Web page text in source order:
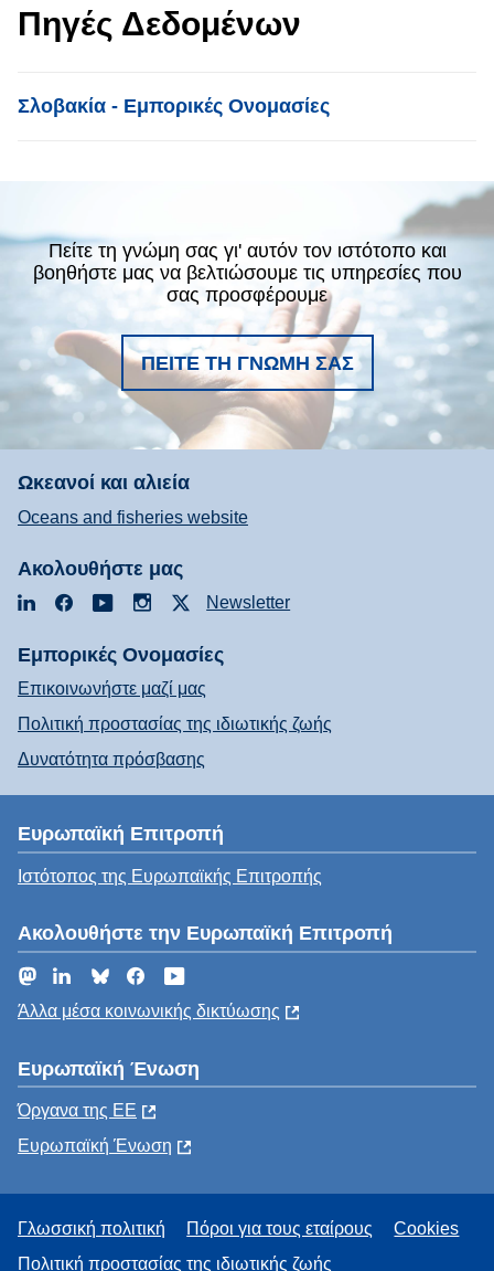
Πηγές Δεδομένων
List item
Σλοβακία - Εμπορικές Ονομασίες
Πείτε τη γνώμη σας γι' αυτόν τον ιστότοπο και
βοηθήστε μας να βελτιώσουμε τις υπηρεσίες που
σας προσφέρουμε
ΠΕΊΤΕ ΤΗ ΓΝΏΜΗ ΣΑΣ
Ωκεανοί και αλιεία
Oceans and fisheries website
Ακολουθήστε μας
LinkedInFacebookYouTubeInstagramNewsletter
Εμπορικές Ονομασίες
Επικοινωνήστε μαζί μας
Πολιτική προστασίας της ιδιωτικής ζωής
Δυνατότητα πρόσβασης
Ευρωπαϊκή Επιτροπή
Ιστότοπος της Ευρωπαϊκής Επιτροπής
Ακολουθήστε την Ευρωπαϊκή Επιτροπή
MastodonLinkedInBlueskyFacebook
Άλλα μέσα κοινωνικής δικτύωσης
Ευρωπαϊκή Ένωση
Όργανα της ΕΕ
Ευρωπαϊκή Ένωση
Γλωσσική πολιτική Πόροι για τους εταίρους
Cookies
Πολιτική προστασίας της ιδιωτικής ζωής